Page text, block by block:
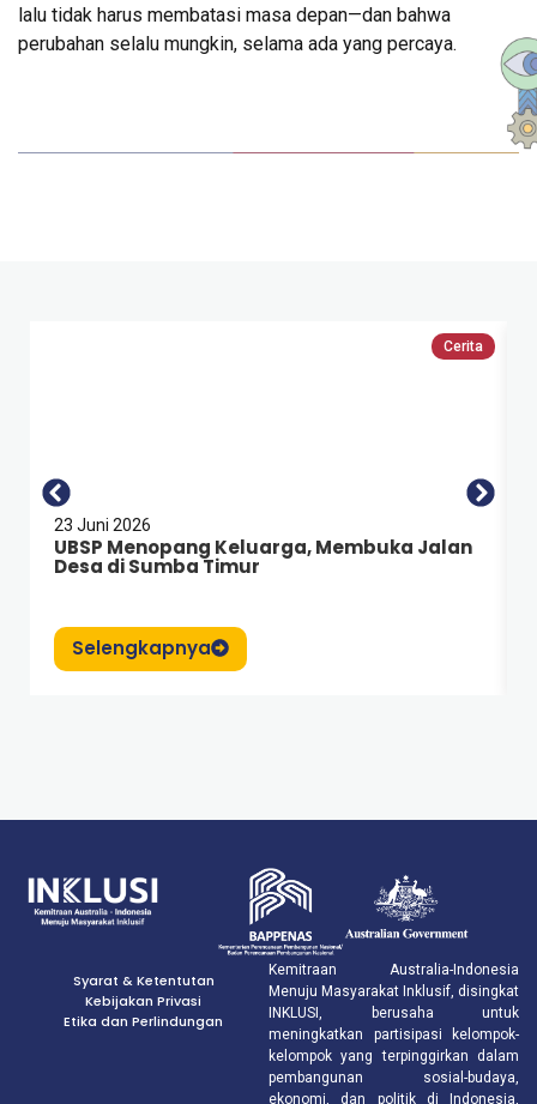
lalu tidak harus membatasi masa depan—dan bahwa
perubahan selalu mungkin, selama ada yang percaya.
Cerita
23 Juni 2026
UBSP Menopang Keluarga, Membuka Jalan
Desa di Sumba Timur
Selengkapnya
Syarat & Ketentutan
Kebijakan Privasi
Etika dan Perlindungan
Kemitraan Australia-Indonesia
Menuju Masyarakat Inklusif, disingkat
INKLUSI, berusaha untuk
meningkatkan partisipasi kelompok-
kelompok yang terpinggirkan dalam
pembangunan sosial-budaya,
ekonomi, dan politik di Indonesia,